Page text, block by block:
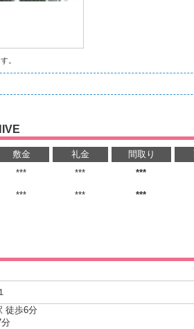
。
敷金 礼金 間取り
*** *** ***
*** *** ***
徒歩6分